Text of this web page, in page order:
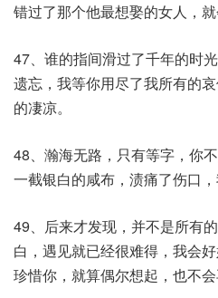
错过了那个他最想娶的女人，就
47、谁的指间滑过了千年的时
遗忘，我等你用尽了我所有的
的凄凉。
48、瀚海无路，只有等字，你
一截银白的咸布，渍痛了伤口
49、后来才发现，并不是所有
白，遇见就已经很难得，我会
珍惜你，就算偶尔想起，也不会